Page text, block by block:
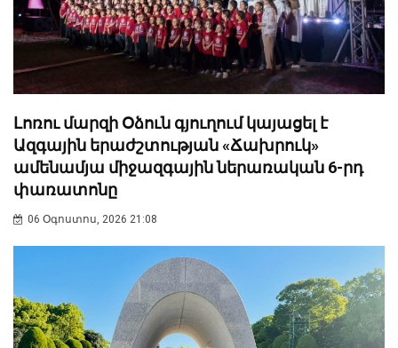
Լոռու մարզի Օձուն գյուղում կայացել է
Ազգային երաժշտության «Ճախրուկ»
ամենամյա միջազգային ներառական 6-րդ
փառատոնը
06 Օգոստոս, 2026 21:08